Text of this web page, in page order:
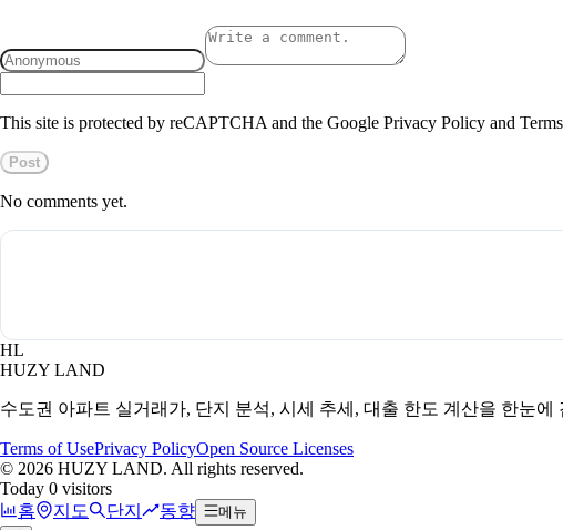
This site is protected by reCAPTCHA and the Google Privacy Policy and
Post
No comments yet.
HL
HUZY LAND
수도권 아파트 실거래가, 단지 분석, 시세 추세, 대출 한도 계산을 한눈
Terms of UsePrivacy PolicyOpen Source Licenses
© 2026 HUZY LAND. All rights reserved.
Today 0 visitors
홈
지도 단지 동향 메뉴